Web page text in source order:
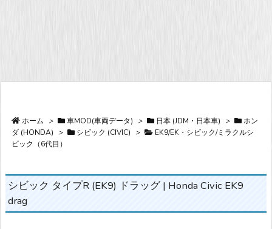
ホーム > 車MOD(車両データ) > 日本 (JDM・日本車) >
ホン
ダ (HONDA)
> シビック (CIVIC) >
EK9/EK・シビック/ミラクルシ
ビック（6代目）
シビック タイプR (EK9) ドラッグ | Honda Civic EK9
drag